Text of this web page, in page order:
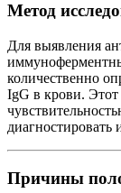
Метод
Для выявления
количественно
IgG в крови. Этот
диагностировать
Причины